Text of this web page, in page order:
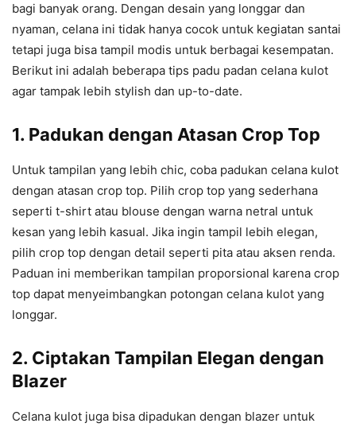
bagi banyak orang. Dengan desain yang longgar dan
nyaman, celana ini tidak hanya cocok untuk kegiatan santai
tetapi juga bisa tampil modis untuk berbagai kesempatan.
Berikut ini adalah beberapa tips padu padan celana kulot
agar tampak lebih stylish dan up-to-date.
1. Padukan dengan Atasan Crop Top
Untuk tampilan yang lebih chic, coba padukan celana kulot
dengan atasan crop top. Pilih crop top yang sederhana
seperti t-shirt atau blouse dengan warna netral untuk
kesan yang lebih kasual. Jika ingin tampil lebih elegan,
pilih crop top dengan detail seperti pita atau aksen renda.
Paduan ini memberikan tampilan proporsional karena crop
top dapat menyeimbangkan potongan celana kulot yang
longgar.
2. Ciptakan Tampilan Elegan dengan
Blazer
Celana kulot juga bisa dipadukan dengan blazer untuk